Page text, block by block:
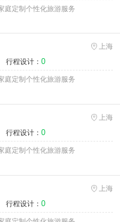
庭定制个性化旅游服务
上海
行程设计： 0
庭定制个性化旅游服务
上海
行程设计： 0
庭定制个性化旅游服务
上海
行程设计： 0